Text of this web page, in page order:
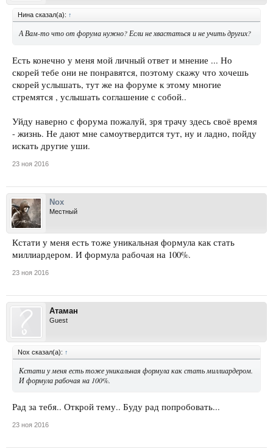
Нина сказал(а): ↑
А Вам-то что от форума нужно? Если не хвастаться и не учить других?
Есть конечно у меня мой личный ответ и мнение ... Но
скорей тебе они не понравятся, поэтому скажу что хочешь
скорей услышать, тут же на форуме к этому многие
стремятся , услышать соглашение с собой..
Уйду наверно с форума пожалуй, зря трачу здесь своё время
- жизнь. Не дают мне самоутвердится тут, ну и ладно, пойду
искать другие уши.
23 ноя 2016
Nox
Местный
Кстати у меня есть тоже уникальная формула как стать
миллиардером. И формула рабочая на 100%.
23 ноя 2016
Атаман
Guest
Nox сказал(а): ↑
Кстати у меня есть тоже уникальная формула как стать миллиардером.
И формула рабочая на 100%.
Рад за тебя.. Открой тему.. Буду рад попробовать...
23 ноя 2016